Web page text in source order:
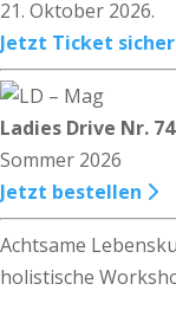
21. Oktober 2026.
Jetzt Ticket
Ladies Drive Nr. 74
Sommer 2026
Jetzt bestellen
Achtsame
holistische